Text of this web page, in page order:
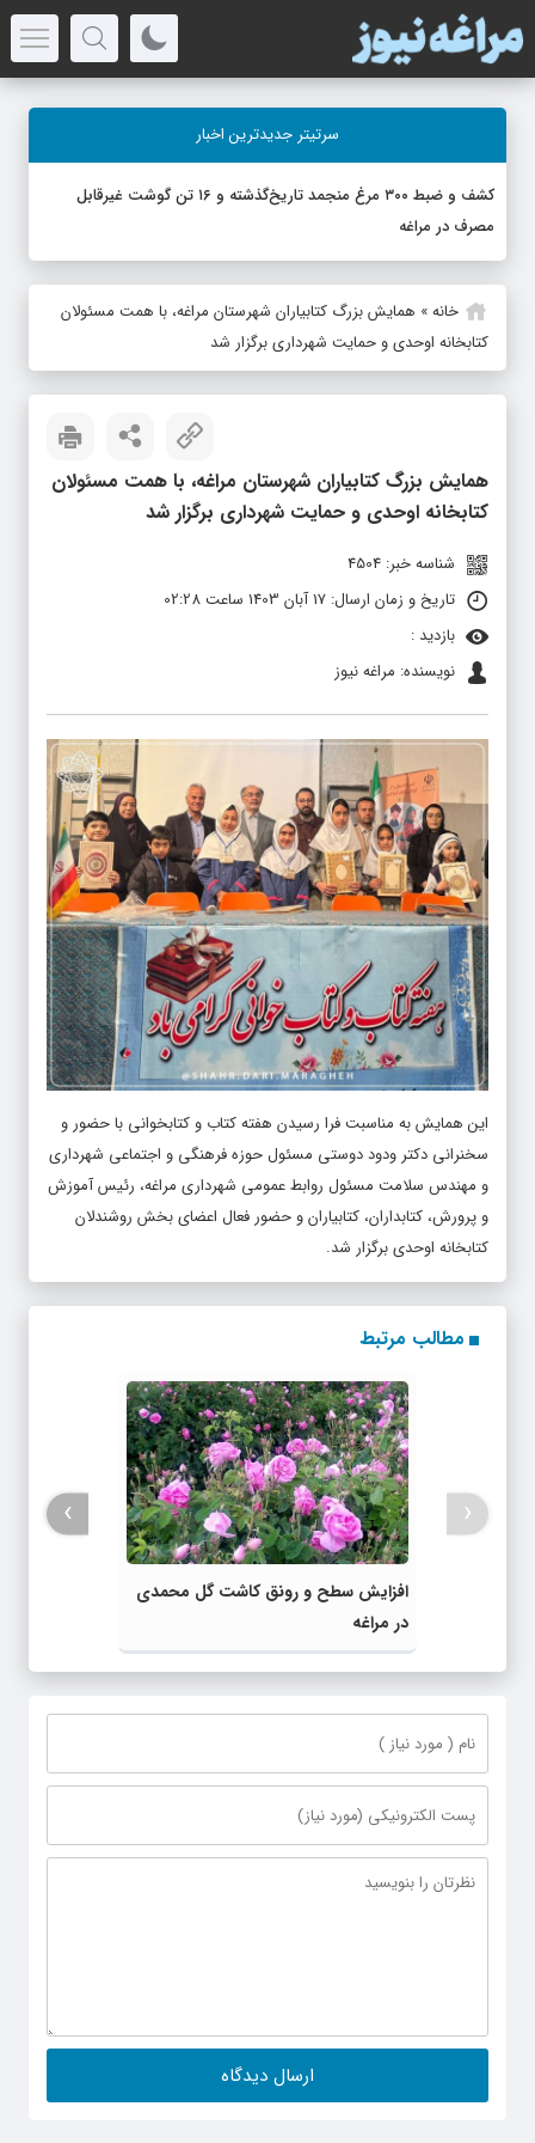
سرتیتر جدیدترین اخبار
کشف و ضبط ۳۰۰ مرغ منجمد تاریخ‌گذشته و ۱۶ تن گوشت غیرقابل
مصرف در مراغه
خانه» همایش بزرگ کتابیاران شهرستان مراغه، با همت مسئولان
کتابخانه اوحدی و حمایت شهرداری برگزار شد
همایش بزرگ کتابیاران شهرستان مراغه، با همت مسئولان
کتابخانه اوحدی و حمایت شهرداری برگزار شد
شناسه خبر: 4504
تاریخ و زمان ارسال: 17 آبان 1403 ساعت 02:28
بازدید :
نویسنده: مراغه نیوز
این همایش به مناسبت فرا رسیدن هفته کتاب و کتابخوانی با حضور و
سخنرانی دکتر ودود دوستی مسئول حوزه فرهنگی و اجتماعی شهرداری
و مهندس سلامت مسئول روابط عمومی شهرداری مراغه، رئیس آموزش
و پرورش، کتابداران، کتابیاران و حضور فعال اعضای بخش روشندلان
کتابخانه اوحدی برگزار شد.
مطالب مرتبط
افزایش سطح و رونق کاشت گل محمدی
در مراغه
‹
›